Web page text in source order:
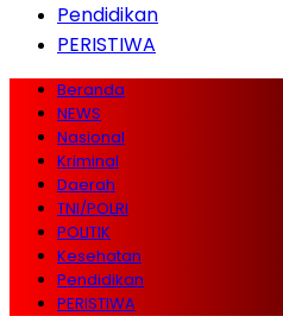
Pendidikan
PERISTIWA
Beranda
NEWS
Nasional
Kriminal
Daerah
TNI/POLRI
POLITIK
Kesehatan
Pendidikan
PERISTIWA